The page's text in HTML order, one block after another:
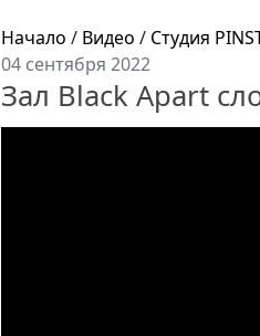
Начало / Видео / Студия
04 сентября 2022
Зал Black Apart